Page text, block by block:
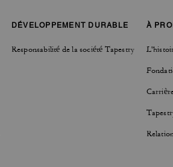
DÉVELOPPEMENT DURABLE
Responsabilité de la société Tapestry
À